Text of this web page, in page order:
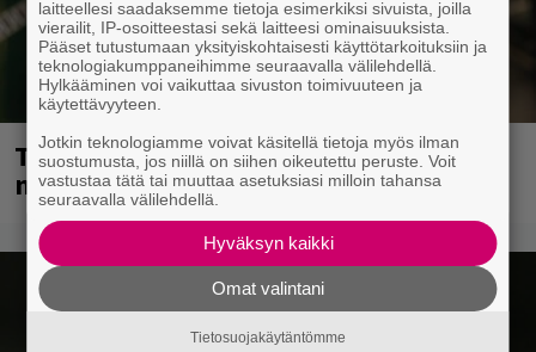
Tampereella sunnuntaina superpäivä –
nämä artistit mukana
laitteellesi saadaksemme tietoja esimerkiksi sivuista, joilla
vierailit, IP-osoitteestasi sekä laitteesi ominaisuuksista.
Pääset tutustumaan yksityiskohtaisesti käyttötarkoituksiin ja
teknologiakumppaneihimme seuraavalla välilehdellä.
Hylkääminen voi vaikuttaa sivuston toimivuuteen ja
käytettävyyteen.
Jotkin teknologiamme voivat käsitellä tietoja myös ilman
suostumusta, jos niillä on siihen oikeutettu peruste. Voit
vastustaa tätä tai muuttaa asetuksiasi milloin tahansa
seuraavalla välilehdellä.
Hyväksyn kaikki
Omat valintani
Tietosuojakäytäntömme